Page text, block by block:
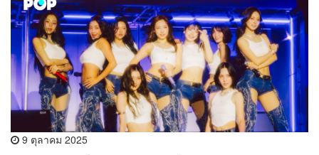
9 ตุลาคม 2025